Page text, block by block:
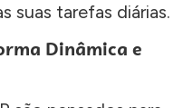
suas tarefas diárias.
Dinâmica e